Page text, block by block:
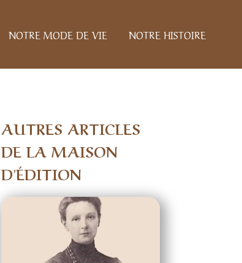
NOTRE MODE DE VIE NOTRE HISTOIRE
AUTRES ARTICLES
DE LA MAISON
D'ÉDITION